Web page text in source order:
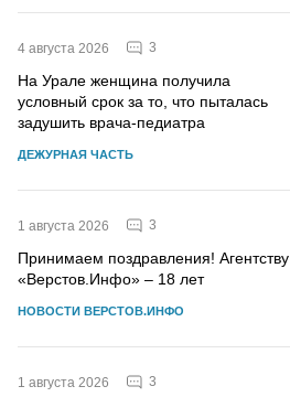
4 августа 2026 3
На Урале женщина получила
условный срок за то, что пыталась
задушить врача-педиатра
ДЕЖУРНАЯ ЧАСТЬ
1 августа 2026 3
Принимаем поздравления! Агентству
«Верстов.Инфо» – 18 лет
НОВОСТИ ВЕРСТОВ.ИНФО
1 августа 2026 3